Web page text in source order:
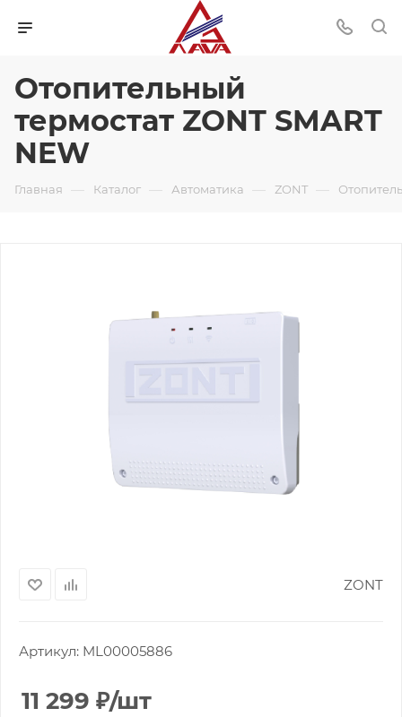
Отопительный
термостат ZONT SMART
NEW
Главная — Каталог — Автоматика — ZONT —
ZONT
Артикул: ML00005886
11 299 ₽/шт